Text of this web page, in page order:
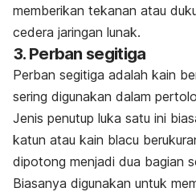
memberikan tekanan atau
cedera jaringan lunak.
3. Perban segitiga
Perban segitiga adalah kain
sering digunakan dalam
Jenis penutup luka satu ini
katun atau kain blacu
dipotong menjadi dua bagian
Biasanya digunakan untuk